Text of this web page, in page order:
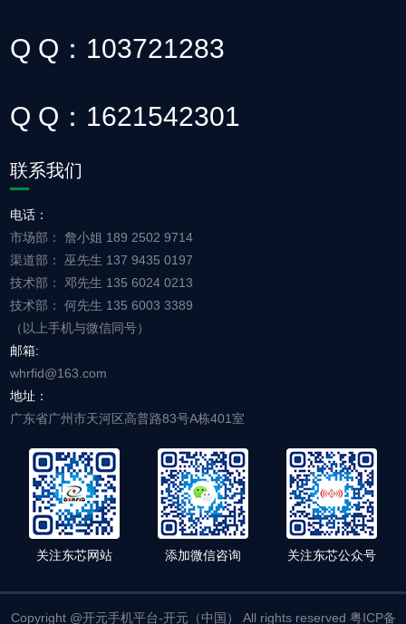
Q Q：103721283
Q Q：1621542301
联系我们
电话：
市场部： 詹小姐 189 2502 9714
渠道部： 巫先生 137 9435 0197
技术部： 邓先生 135 6024 0213
技术部： 何先生 135 6003 3389
（以上手机与微信同号）
邮箱:
whrfid@163.com
地址：
广东省广州市天河区高普路83号A栋401室
关注东芯网站 添加微信咨询 关注东芯公众号
Copyright @开元手机平台-开元（中国） All rights reserved 粤ICP备